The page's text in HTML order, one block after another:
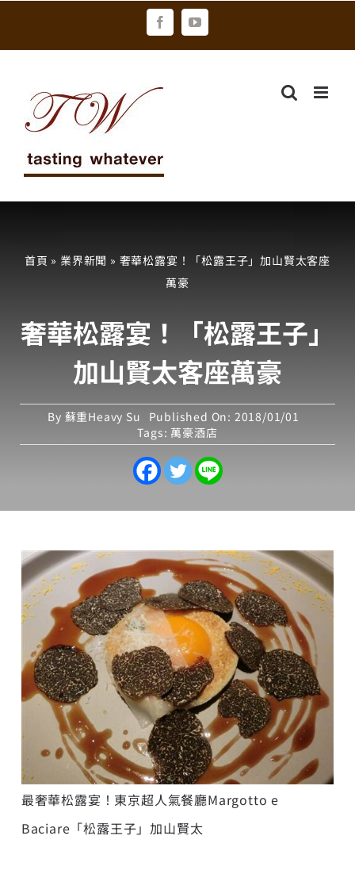
FacebookYouTube
首頁 » 業界新聞 » 奢華松露宴！「松露王子」加山賢太客座
萬豪
奢華松露宴！「松露王子」
加山賢太客座萬豪
By 蘇重Heavy Su
Published On: 2018/01/01
Tags: 萬豪酒店
最奢華松露宴！東京超人氣餐廳Margotto e
Baciare「松露王子」加山賢太